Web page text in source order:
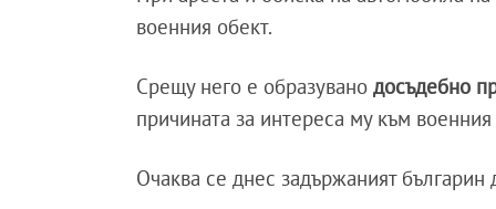
военния обект.
Срещу него е образувано досъдебно
причината за интереса му към военния
Очаква се днес задържаният